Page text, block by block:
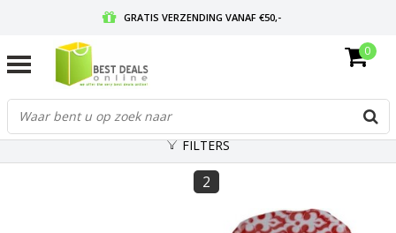
GRATIS VERZENDING VANAF €50,-
GRATIS RETOURNEREN EN 30 DAGEN BEDENKTIJD
0
FILTERS
2